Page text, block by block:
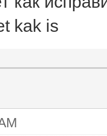
kak is